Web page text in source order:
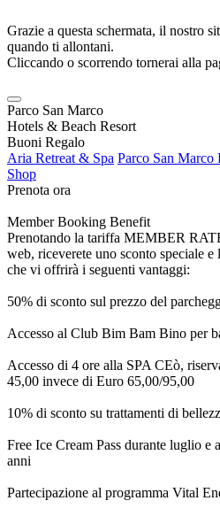
Grazie a questa schermata, il nostro
quando ti allontani.
Cliccando o scorrendo tornerai alla
Parco San Marco
Hotels & Beach Resort
Buoni Regalo
Aria Retreat & Spa Parco San Marco
Shop
Prenota ora
Member Booking Benefit
Prenotando la tariffa MEMBER
web, riceverete uno sconto speciale e
che vi offrirà i seguenti vantaggi:
50% di sconto sul prezzo del
Accesso al Club Bim Bam Bino per
Accesso di 4 ore alla SPA CEò,
45,00 invece di Euro 65,00/95,00
10% di sconto su trattamenti di
Free Ice Cream Pass durante luglio e
anni
Partecipazione al programma Vital